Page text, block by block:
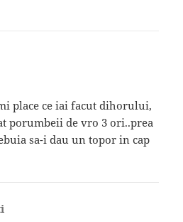
place ce iai facut dihorului,
porumbeii de vro 3 ori..prea
sa-i dau un topor in cap